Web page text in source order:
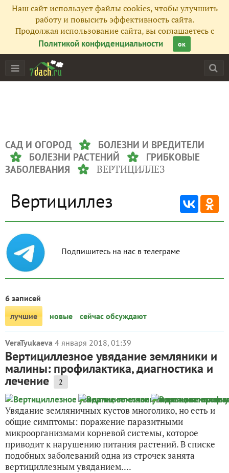
Наш сайт использует файлы cookies, чтобы улучшить
работу и повысить эффективность сайта.
Продолжая использование сайта, вы соглашаетесь с
Политикой конфиденциальности
ок
САД И ОГОРОД
БОЛЕЗНИ И ВРЕДИТЕЛИ
БОЛЕЗНИ РАСТЕНИЙ
ГРИБКОВЫЕ
ЗАБОЛЕВАНИЯ
ВЕРТИЦИЛЛЕЗ
Вертициллез
Подпишитесь на нас в телеграме
6 записей
лучшие
новые сейчас обсуждают
VeraTyukaeva 4 января 2018, 01:39
Вертициллезное увядание земляники и
малины: профилактика, диагностика и
лечение 2
Увядание земляничных кустов многолико, но есть и
общие симптомы: поражение паразитными
микроорганизмами корневой системы, которое
приводит к нарушению питания растений. В списке
подобных заболеваний одна из строчек занята
вертициллезным увяданием....